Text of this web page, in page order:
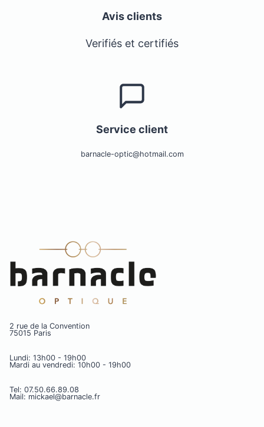
Avis clients
Verifiés et certifiés
Service client
barnacle-optic@hotmail.com
2 rue de la Convention
75015 Paris
Lundi: 13h00 - 19h00
Mardi au vendredi: 10h00 - 19h00
Tel: 07.50.66.89.08
Mail: mickael@barnacle.fr